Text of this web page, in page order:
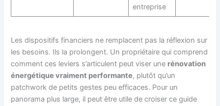
entreprise
Les dispositifs financiers ne remplacent pas la réflexion sur
les besoins. Ils la prolongent. Un propriétaire qui comprend
comment ces leviers s’articulent peut viser une rénovation
énergétique vraiment performante, plutôt qu’un
patchwork de petits gestes peu efficaces. Pour un
panorama plus large, il peut être utile de croiser ce guide